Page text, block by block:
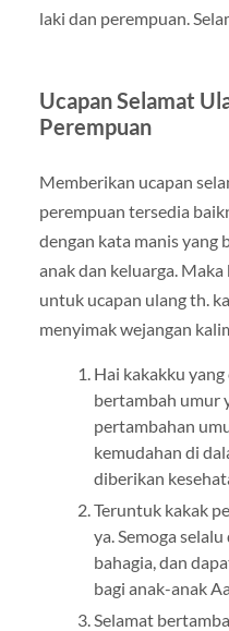
laki dan perempuan.
Ucapan Selamat
Perempuan
Memberikan ucapan
perempuan tersedia
dengan kata manis yang
anak dan keluarga.
untuk ucapan ulang th.
menyimak wejangan
Hai kakakku
bertambah umur
pertambahan
kemudahan di
diberikan
Teruntuk kakak
ya. Semoga
bahagia, dan
bagi anak-anak
Selamat